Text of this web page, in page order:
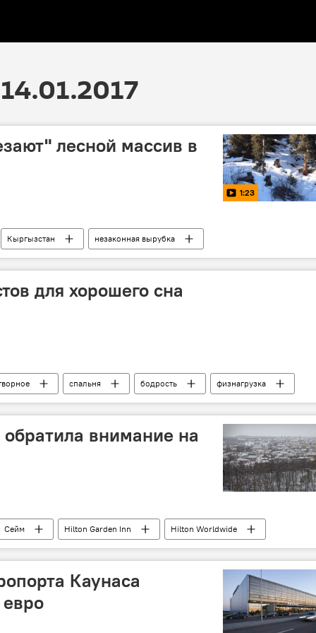
лесной массив в
1:23
Кыргызстан незаконная вырубка
для хорошего сна
спальня бодрость физнагрузка
внимание на
Сейм Hilton Garden Inn
Hilton Worldwide
Каунаса